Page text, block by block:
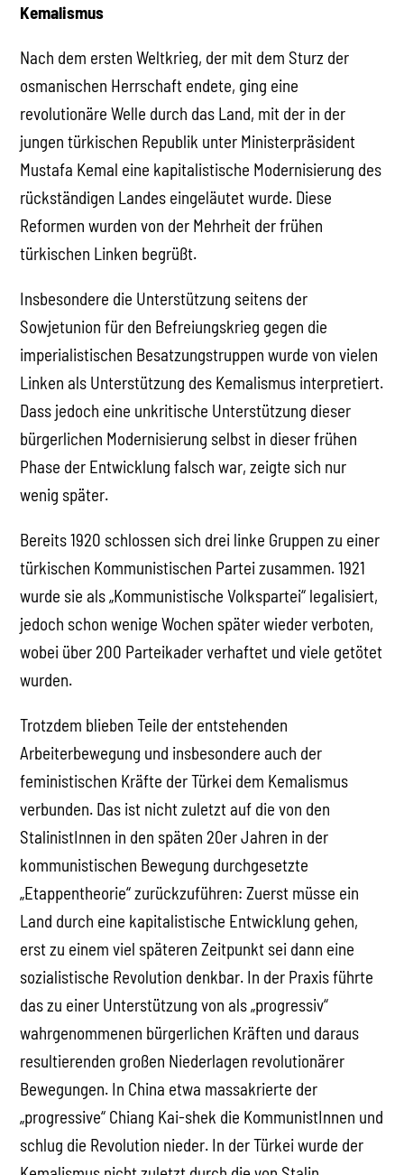
Kemalismus
Nach dem ersten Weltkrieg, der mit dem Sturz der
osmanischen Herrschaft endete, ging eine
revolutionäre Welle durch das Land, mit der in der
jungen türkischen Republik unter Ministerpräsident
Mustafa Kemal eine kapitalistische Modernisierung des
rückständigen Landes eingeläutet wurde. Diese
Reformen wurden von der Mehrheit der frühen
türkischen Linken begrüßt.
Insbesondere die Unterstützung seitens der
Sowjetunion für den Befreiungskrieg gegen die
imperialistischen Besatzungstruppen wurde von vielen
Linken als Unterstützung des Kemalismus interpretiert.
Dass jedoch eine unkritische Unterstützung dieser
bürgerlichen Modernisierung selbst in dieser frühen
Phase der Entwicklung falsch war, zeigte sich nur
wenig später.
Bereits 1920 schlossen sich drei linke Gruppen zu einer
türkischen Kommunistischen Partei zusammen. 1921
wurde sie als „Kommunistische Volkspartei“ legalisiert,
jedoch schon wenige Wochen später wieder verboten,
wobei über 200 Parteikader verhaftet und viele getötet
wurden.
Trotzdem blieben Teile der entstehenden
Arbeiterbewegung und insbesondere auch der
feministischen Kräfte der Türkei dem Kemalismus
verbunden. Das ist nicht zuletzt auf die von den
StalinistInnen in den späten 20er Jahren in der
kommunistischen Bewegung durchgesetzte
„Etappentheorie“ zurückzuführen: Zuerst müsse ein
Land durch eine kapitalistische Entwicklung gehen,
erst zu einem viel späteren Zeitpunkt sei dann eine
sozialistische Revolution denkbar. In der Praxis führte
das zu einer Unterstützung von als „progressiv“
wahrgenommenen bürgerlichen Kräften und daraus
resultierenden großen Niederlagen revolutionärer
Bewegungen. In China etwa massakrierte der
„progressive“ Chiang Kai-shek die KommunistInnen und
schlug die Revolution nieder. In der Türkei wurde der